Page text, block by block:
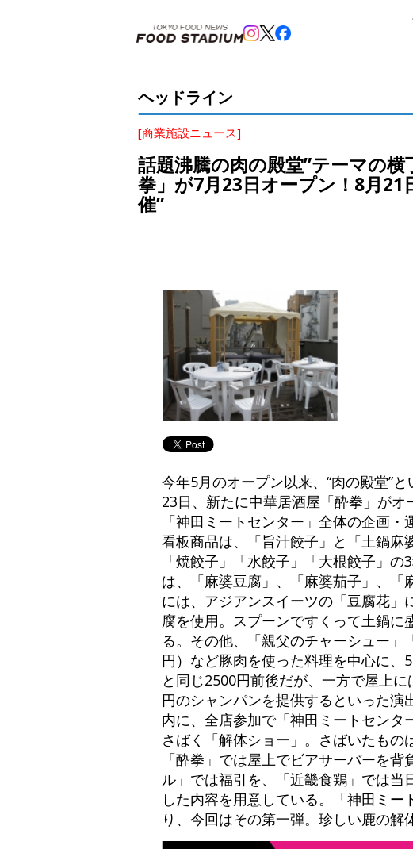
ヘッドライン
[商業施設ニュース]
話題沸騰の肉の殿堂”テーマの
拳」が7月23日オープン！8月
催”
今年5月のオープン以来、“肉の殿堂”
23日、新たに中華居酒屋「酔拳」が
「神田ミートセンター」全体の企画
看板商品は、「旨汁餃子」と「土鍋
「焼餃子」「水餃子」「大根餃子」
は、「麻婆豆腐」、「麻婆茄子」、
には、アジアンスイーツの「豆腐花
腐を使用。スプーンですくって土鍋
る。その他、「親父のチャーシュー
円）など豚肉を使った料理を中心に
と同じ2500円前後だが、一方で屋上
円のシャンパンを提供するといった
内に、全店参加で「神田ミートセン
さばく「解体ショー」。さばいたも
「酔拳」では屋上でビアサーバーを
ル」では福引を、「近畿食鶏」では
した内容を用意している。「神田ミ
り、今回はその第一弾。珍しい鹿の解